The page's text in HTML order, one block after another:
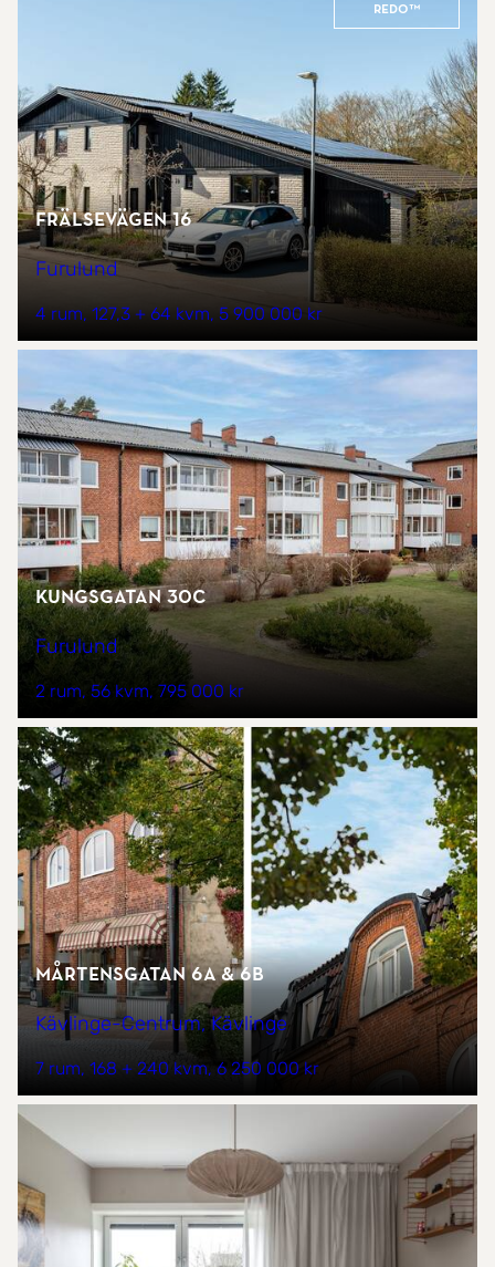
REDO™
Frälsevägen 16
Furulund
4 rum 127,3 + 64 kvm 5 900 000 kr
Kungsgatan 30C
Furulund
2 rum 56 kvm 795 000 kr
Mårtensgatan 6A & 6B
Kävlinge-Centrum, Kävlinge
7 rum 168 + 240 kvm 6 250 000 kr